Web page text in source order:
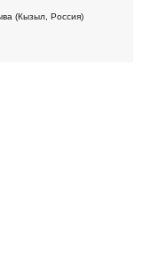
(Кызыл, Россия)